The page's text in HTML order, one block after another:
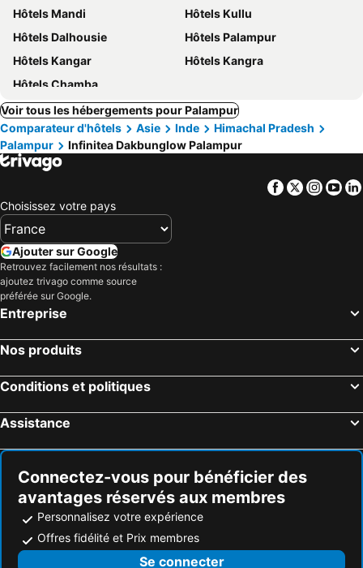
Hôtels Mandi
Hôtels Kullu
Hôtels Dalhousie
Hôtels Palampur
Hôtels Kangar
Hôtels Kangra
Hôtels Chamba
Voir tous les hébergements pour Palampur
Comparateur d'hôtels
Asie Inde
Himachal Pradesh
Palampur
Infinitea Dakbunglow Palampur
Facebook
Twitter
Choisissez votre pays
Ajouter sur Google
Retrouvez facilement nos résultats :
ajoutez trivago comme source
préférée sur Google.
Entreprise
Nos produits
Conditions et politiques
Assistance
Connectez-vous pour bénéficier des
avantages réservés aux membres
Personnalisez votre expérience
Offres fidélité et Prix membres
Se connecter